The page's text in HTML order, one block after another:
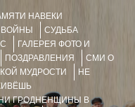
НАВЕКИ
СУДЬБА
ГАЛЕРЕЯ ФОТО И
ПОЗДРАВЛЕНИЯ
СМИ О
МУДРОСТИ
НЕ
ГРОДНЕНЩИНЫ В